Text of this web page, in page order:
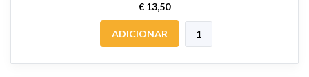
€ 13,50
ADICIONAR